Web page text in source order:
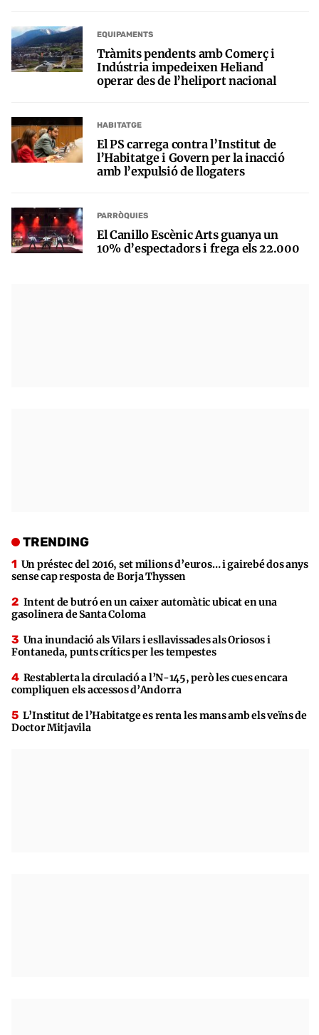
EQUIPAMENTS
Tràmits pendents amb Comerç i
Indústria impedeixen Heliand
operar des de l’heliport nacional
HABITATGE
El PS carrega contra l’Institut de
l’Habitatge i Govern per la inacció
amb l’expulsió de llogaters
PARRÒQUIES
El Canillo Escènic Arts guanya un
10% d’espectadors i frega els 22.000
TRENDING
Un préstec del 2016, set milions d’euros… i gairebé dos anys
sense cap resposta de Borja Thyssen
Intent de butró en un caixer automàtic ubicat en una
gasolinera de Santa Coloma
Una inundació als Vilars i esllavissades als Oriosos i
Fontaneda, punts crítics per les tempestes
Restablerta la circulació a l’N-145, però les cues encara
compliquen els accessos d’Andorra
L’Institut de l’Habitatge es renta les mans amb els veïns de
Doctor Mitjavila